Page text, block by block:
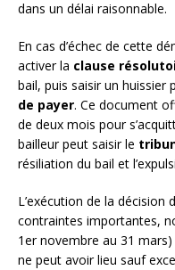
dans un délai raisonnable.
En cas d’échec de cette
activer la clause
bail, puis saisir un huissier
de payer. Ce document
de deux mois pour
bailleur peut saisir le
résiliation du bail et
L’exécution de la décision
contraintes importantes,
1er novembre au 31
ne peut avoir lieu sauf